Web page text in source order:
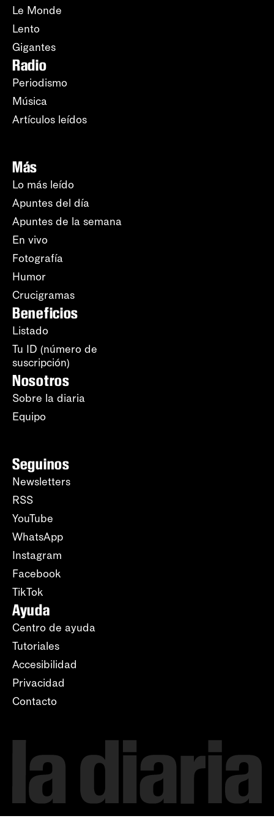
Le Monde
Lento
Gigantes
Radio
Periodismo
Música
Artículos leídos
Más
Lo más leído
Apuntes del día
Apuntes de la semana
En vivo
Fotografía
Humor
Crucigramas
Beneficios
Listado
Tu ID (número de
suscripción)
Nosotros
Sobre la diaria
Equipo
Seguinos
Newsletters
RSS
YouTube
WhatsApp
Instagram
Facebook
TikTok
Ayuda
Centro de ayuda
Tutoriales
Accesibilidad
Privacidad
Contacto